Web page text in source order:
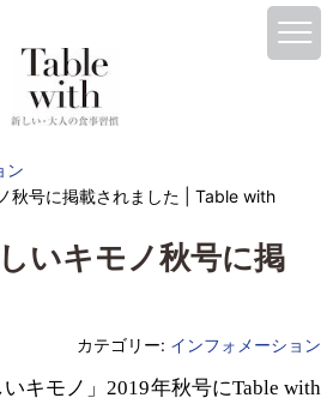
ン
秋号に掲載されました | Table with
いキモノ秋号に掲
カテゴリー: インフォメーション
キモノ」2019年秋号にTable with